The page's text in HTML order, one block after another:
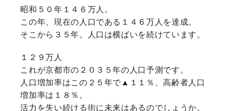
昭和５０年１４６万人。
この年、現在の人口である１４６万人を達成。
そこから３５年。人口は横ばいを続けています。
１２９万人
これが京都市の２０３５年の人口予測です。
人口増加率はこの２５年で▲１１％、高齢者人口
増加率は１８％。
活力を失い続ける街に未来はあるのでしょうか。